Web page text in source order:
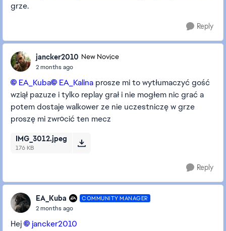
grze.
Reply
jancker2010 New Novice
2 months ago
EA_Kuba​ EA_Kalina​ prosze mi to wytłumaczyć gość
wziął pazuze i tylko replay grał i nie mogłem nic grać a
potem dostaje walkower ze nie uczestniczę w grze
proszę mi zwrócić ten mecz
IMG_3012.jpeg
176 KB
Reply
EA_Kuba COMMUNITY MANAGER
2 months ago
Hej jancker2010​